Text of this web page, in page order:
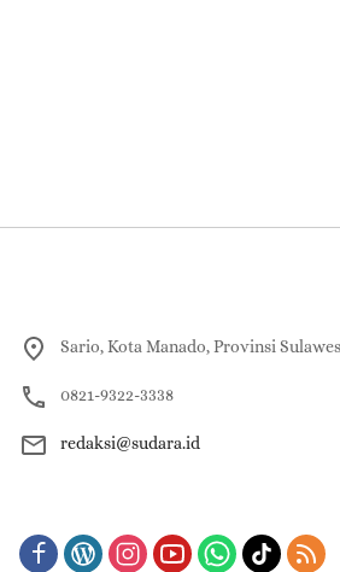
Sario, Kota Manado, Provinsi
0821-9322-3338
redaksi@sudara.id